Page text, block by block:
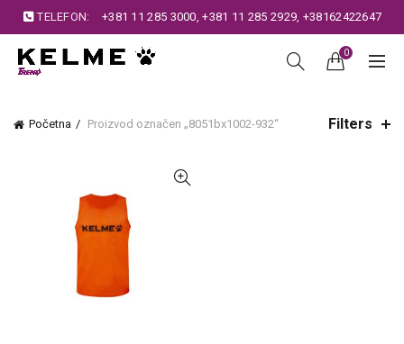
TELEFON: +381 11 285 3000,+381 11 285 2929, +38162422647
0
Početna Proizvod označen „8051bx1002-932“ Filters